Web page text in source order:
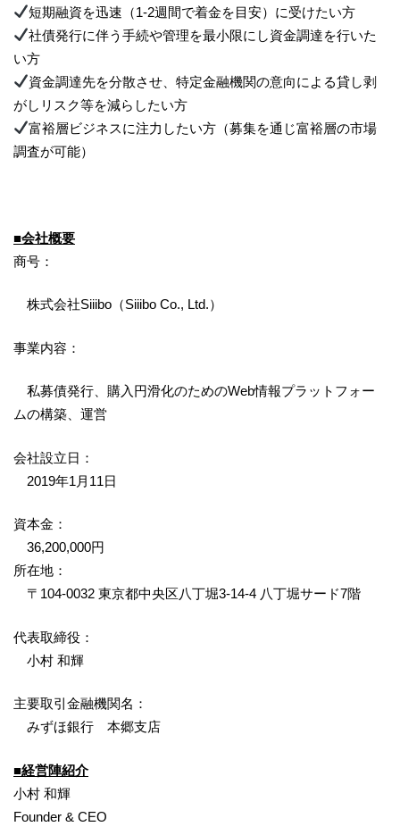
短期融資を迅速（1-2週間で着金を目安）に受けたい方
社債発行に伴う手続や管理を最小限にし資金調達を行いた
い方
資金調達先を分散させ、特定金融機関の意向による貸し剥
がしリスク等を減らしたい方
富裕層ビジネスに注力したい方（募集を通じ富裕層の市場
調査が可能）
■会社概要
商号：
株式会社Siiibo（Siiibo Co., Ltd.）
事業内容：
私募債発行、購入円滑化のためのWeb情報プラットフォー
ムの構築、運営
会社設立日：
2019年1月11日
資本金：
36,200,000円
所在地：
〒104-0032 東京都中央区八丁堀3-14-4 八丁堀サード7階
代表取締役：
小村 和輝
主要取引金融機関名：
みずほ銀行 本郷支店
■経営陣紹介
小村 和輝
Founder & CEO